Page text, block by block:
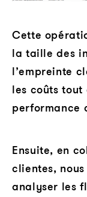
Cette
la taille des
l’empreinte
les coûts
performance
Ensuite, en
clientes,
analyser les